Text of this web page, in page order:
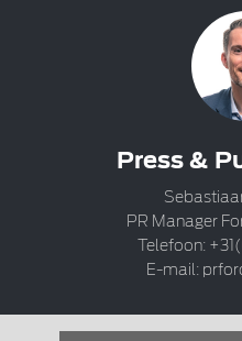
Press &
PR Manager
Telefoon:
E-mail: